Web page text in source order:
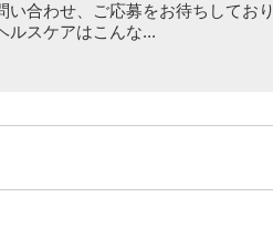
い合わせ、ご応募をお待ちしており
ルスケアはこんな...